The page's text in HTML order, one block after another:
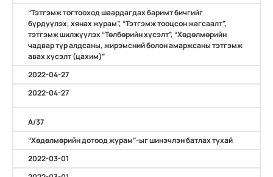
“Тэтгэмж тогтооход шаардагдах баримт бичгийг
бүрдүүлэх, хянах журам”, “Тэтгэмж тооцсон жагсаалт”,
тэтгэмж шилжүүлэх “Төлбөрийн хүсэлт”, “Хөдөлмөрийн
чадвар түр алдсаны, жирэмсний болон амаржсаны тэтгэмж
авах хүсэлт (цахим)”
2022-04-27
2022-04-27
А/37
“Хөдөлмөрийн дотоод журам”-ыг шинэчлэн батлах тухай
2022-03-01